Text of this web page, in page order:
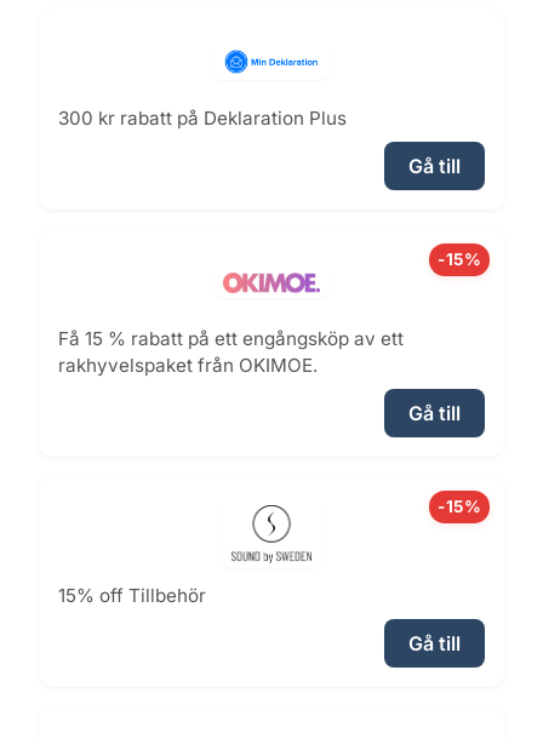
300 kr rabatt på Deklaration Plus
Gå till
-15%
Få 15 % rabatt på ett engångsköp av ett
rakhyvelspaket från OKIMOE.
Gå till
-15%
15% off Tillbehör
Gå till